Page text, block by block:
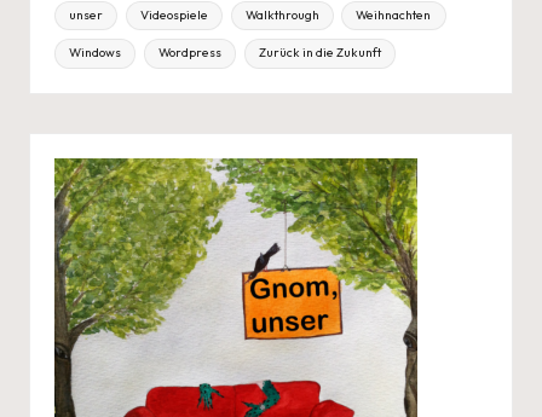
unser Videospiele Walkthrough Weihnachten
Windows Wordpress Zurück in die Zukunft